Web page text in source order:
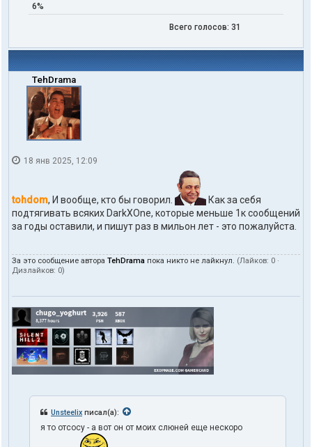
6%
Всего голосов: 31
TehDrama
18 янв 2025, 12:09
tohdom, И вообще, кто бы говорил.
Как за себя
подтягивать всяких DarkXOne, которые меньше 1к сообщений
за годы оставили, и пишут раз в мильон лет - это пожалуйста.
За это сообщение автора TehDrama пока никто не лайкнул. (Лайков: 0 ·
Дизлайков: 0)
Unsteelix писал(а):
я то отсосу - а вот он от моих слюней еще нескоро